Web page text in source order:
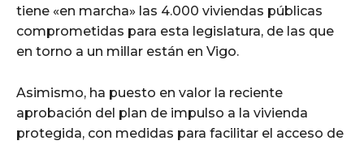
tiene «en marcha» las 4.000 viviendas públicas
comprometidas para esta legislatura, de las que
en torno a un millar están en Vigo.
Asimismo, ha puesto en valor la reciente
aprobación del plan de impulso a la vivienda
protegida, con medidas para facilitar el acceso de